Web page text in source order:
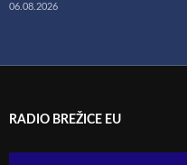
06.08.2026
RADIO BREŽICE EU